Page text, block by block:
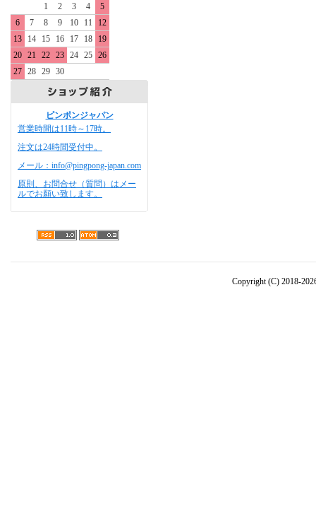
1
2 3 4
5
6
7 8 9 10 11
12
13
14 15 16 17 18
19
20 21 22 23 24 25 26
27 28 29 30
ピンポンジャパン
営業時間は11時～17時。
注文は24時間受付中。
メール：info@pingpong-japan.com
原則、お問合せ（質問）はメー
ルでお願い致します。
Copyright (C) 2018-